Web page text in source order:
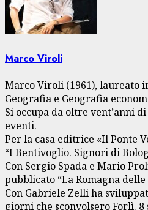
Marco Viroli
Marco Viroli (1961), laureato
Geografia e Geografia
Si occupa da oltre vent’anni
eventi.
Per la casa editrice «Il Ponte
“I Bentivoglio. Signori di
Con Sergio Spada e Mario
pubblicato “La Romagna
Con Gabriele Zelli ha
giorni che sconvolsero Forlì.